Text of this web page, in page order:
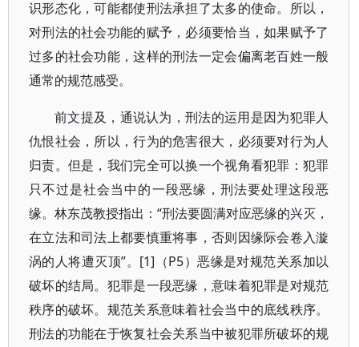
识形态化，可能都使刑法承担了太多的使命。所以，
对刑法的社会功能的赋予，必须要恰当，如果赋予了
过多的社会功能，这样的刑法一定会偏离老百姓一般
通常的规范感受。
前文提及，通说认为，刑法的运用是因为犯罪人
仇恨社会，所以，行为的危害很大，必须要对行为人
归责。但是，我们完全可以换一个视角看犯罪：犯罪
只不过是社会当中的一段恶缘，刑法要处理这段恶
缘。林东茂教授指出：“刑法要圆满对应恶缘的兴灭，
在立法和司法上都要慎重将事，否则因缘际会卷入漩
涡的人将遭灭顶”。[1]（P5）恶缘是对规范关系加以
破坏的结局。犯罪是一段恶缘，意味着犯罪是对规范
秩序的破坏。规范关系意味着社会当中的底线秩序。
刑法的功能在于恢复社会关系当中被犯罪所破坏的规